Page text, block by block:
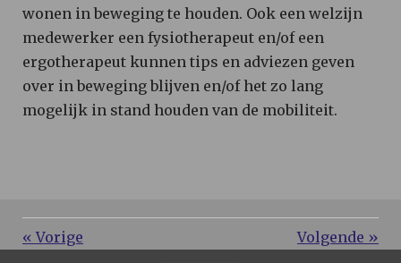
wonen in beweging te houden. Ook een welzijn
medewerker een fysiotherapeut en/of een
ergotherapeut kunnen tips en adviezen geven
over in beweging blijven en/of het zo lang
mogelijk in stand houden van de mobiliteit.
«Vorige Volgende »